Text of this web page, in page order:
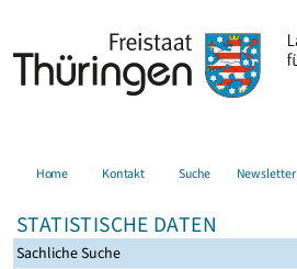
Home Kontakt Suche Newsletter
STATISTISCHE DATEN
Sachliche Suche